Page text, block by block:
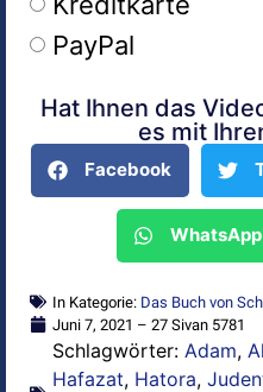
PayPal
Alternative:
Hat Ihnen das
es mit
Facebook
WhatsApp
In Kategorie: Das Buch von
Juni 7, 2021 – 27 Sivan 5781
Schlagwörter: Adam,
Hafazat, Hatora,